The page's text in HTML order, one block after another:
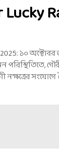
১০
নক্ষত্রের